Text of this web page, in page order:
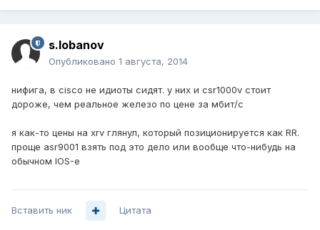
s.lobanov
Опубликовано 1 августа, 2014
нифига, в cisco не идиоты сидят. у них и csr1000v стоит
дороже, чем реальное железо по цене за мбит/с
я как-то цены на xrv глянул, который позиционируется как RR.
проще asr9001 взять под это дело или вообще что-нибудь на
обычном IOS-е
Вставить ник Цитата